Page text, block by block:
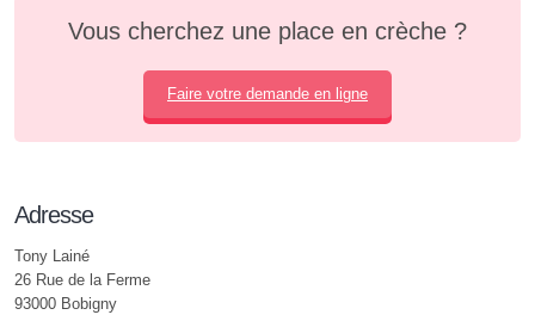
Vous cherchez une place en crèche ?
Faire votre demande en ligne
Adresse
Tony Lainé
26 Rue de la Ferme
93000 Bobigny